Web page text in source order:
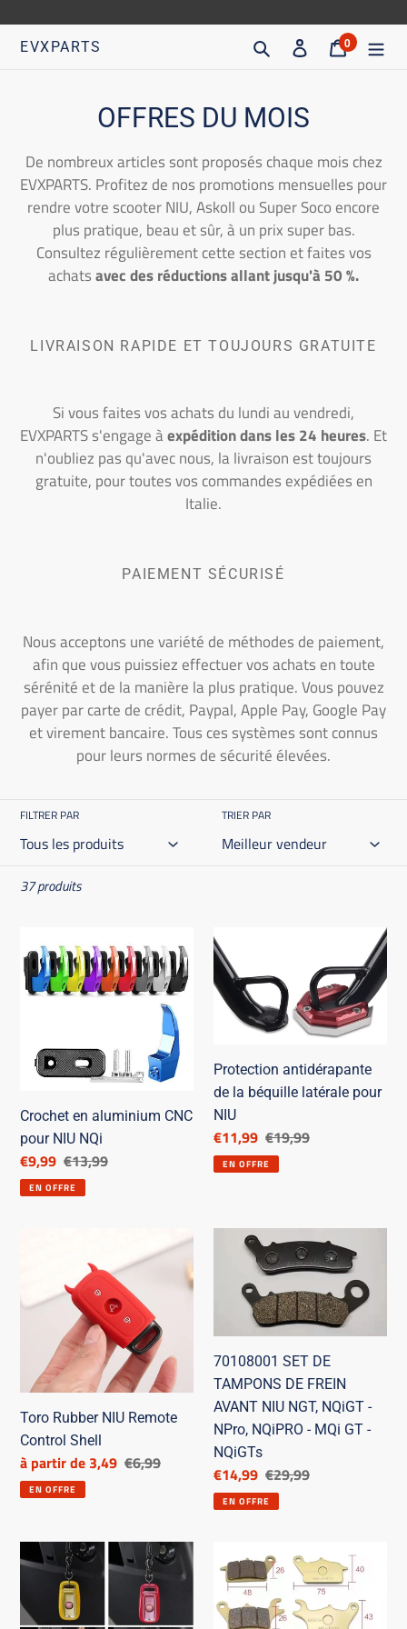
directement
EVXPARTS RechercheS'inscrireChariot
0articles
C
l
l
e
c
i
n
:
OFFRES DU MOIS
De nombreux articles sont proposés chaque mois chez
EVXPARTS. Profitez de nos promotions mensuelles pour
rendre votre scooter NIU, Askoll ou Super Soco encore
plus pratique, beau et sûr, à un prix super bas.
Consultez régulièrement cette section et faites vos
achatsavec des réductions allant jusqu'à 50 %.
LIVRAISON RAPIDE ET TOUJOURS GRATUITE
Si vous faites vos achats du lundi au vendredi,
EVXPARTS s'engage àexpédition dans les 24 heures. Et
n'oubliez pas qu'avec nous, la livraison est toujours
gratuite, pour toutes vos commandes expédiées en
Italie.
PAIEMENT SÉCURISÉ
Nous acceptons une variété de méthodes de paiement,
afin que vous puissiez effectuer vos achats en toute
sérénité et de la manière la plus pratique. Vous pouvez
payer par carte de crédit, Paypal, Apple Pay, Google Pay
et virement bancaire. Tous ces systèmes sont connus
pour leurs normes de sécurité élevées.
FILTRER PAR TRIER PAR
37 produits
en
aluminium
NIU
NQi
Crochet en aluminium CNC
pour NIU NQi
Prix
réduit
€9,99 Prix
de
€13,99
EN OFFRE
Protection
antidérapante
de
la
béquille
pour
NIU
Protection antidérapante
de la béquille latérale pour
NIU
Prix
réduit
€11,99 Prix
de
€19,99
EN OFFRE
Remote
Control
Toro Rubber NIU Remote
Control Shell
Prix
réduit
à partir de 3,49 Prix
€6,99
EN OFFRE
70108001
TAMPONS
FREIN
AVANT
NIU
NGT,
NQiGT
-
NPro,
NQiPRO
MQi
GT
-
70108001 SET DE
TAMPONS DE FREIN
AVANT NIU NGT, NQiGT -
NPro, NQiPRO - MQi GT -
NQiGTs
Prix
réduit
€14,99 Prix
de
€29,99
EN OFFRE
Coque
de
télécommande
en
DE
PLAQUETTES
DE